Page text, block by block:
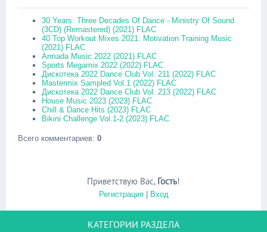
30 Years: Three Decades Of Dance - Ministry Of Sound
(3CD) (Remastered) (2021) FLAC
40 Top Workout Mixes 2021: Motivation Training Music
(2021) FLAC
Armada Music 2022 (2021) FLAC
Sports Megamix 2022 (2022) FLAC
Дискотека 2022 Dance Club Vol. 211 (2022) FLAC
Mastermix Sampled Vol.1 (2022) FLAC
Дискотека 2022 Dance Club Vol. 213 (2022) FLAC
House Music 2023 (2023) FLAC
Chill & Dance Hits (2023) FLAC
Bikini Challenge Vol.1-2 (2023) FLAC
Всего комментариев: 0
Приветствую Вас, Гость!
Регистрация| Вход
КАТЕГОРИИ РАЗДЕЛА